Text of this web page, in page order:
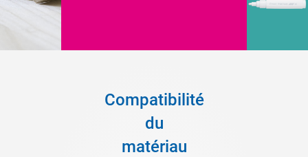
Compatibilité
du
matériau